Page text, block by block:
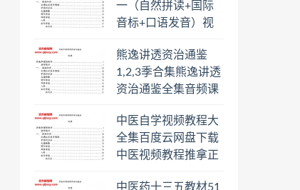
一（自然拼读+国际
音标+口语发音）视
载学习
熊逸讲透资治通鉴
1,2,3季合集熊逸讲透
资治通鉴全集音频课
一二三辑合集百度云
网盘下载学习
中医自学视频教程大
全集百度云网盘下载
中医视频教程推拿正
中医药十三五教材51